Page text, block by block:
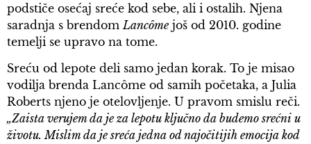
podstiče osećaj sreće kod sebe, ali i ostalih. Njena
saradnja s brendom Lancôme još od 2010. godine
temelji se upravo na tome.
Sreću od lepote deli samo jedan korak. To je misao
vodilja brenda Lancôme od samih početaka, a Julia
Roberts njeno je otelovljenje. U pravom smislu reči.
„Zaista verujem da je za lepotu ključno da budemo srećni u
životu. Mislim da je sreća jedna od najočitijih emocija kod